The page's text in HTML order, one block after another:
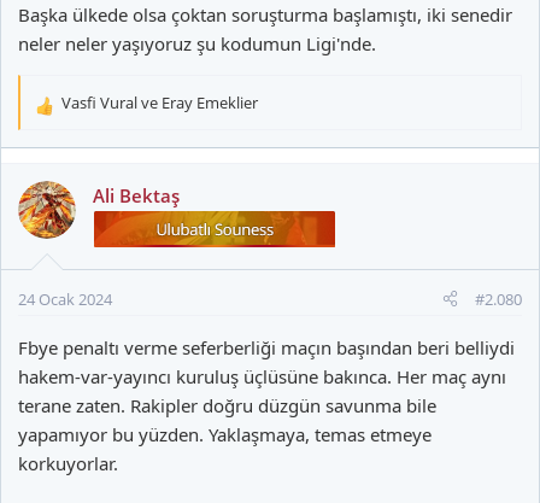
Başka ülkede olsa çoktan soruşturma başlamıştı, iki senedir
neler neler yaşıyoruz şu kodumun Ligi'nde.
T
k
i
l
:
Vasfi Vuralve Eray Emeklier
Ali Bektaş
24 Ocak 2024 #2.080
Fbye penaltı verme seferberliği maçın başından beri belliydi
hakem-var-yayıncı kuruluş üçlüsüne bakınca. Her maç aynı
terane zaten. Rakipler doğru düzgün savunma bile
yapamıyor bu yüzden. Yaklaşmaya, temas etmeye
korkuyorlar.